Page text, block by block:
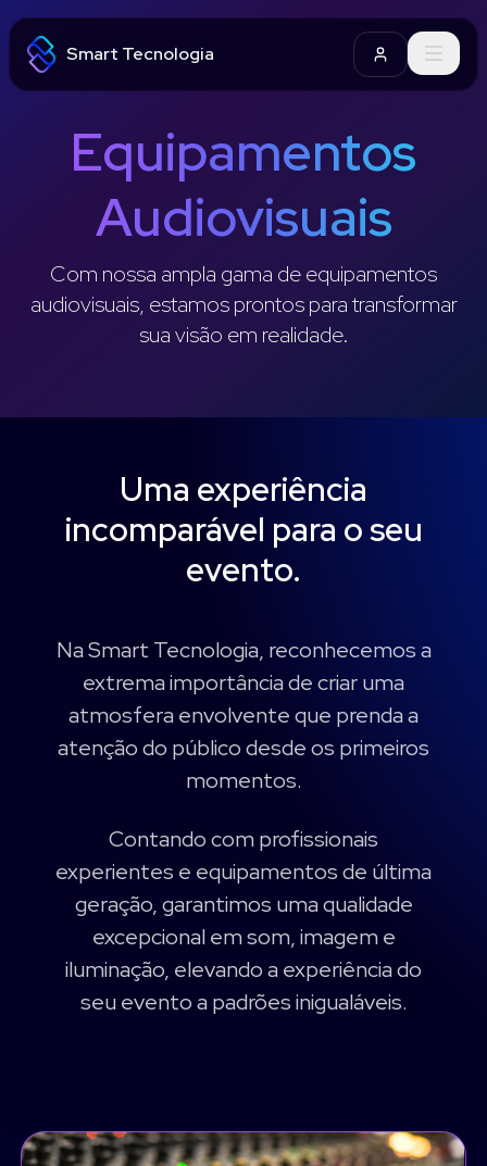
Smart Tecnologia Login
Equipamentos
Audiovisuais
Com nossa ampla gama de equipamentos
audiovisuais, estamos prontos para transformar
sua visão em realidade.
Uma experiência
incomparável para o seu
evento.
Na Smart Tecnologia, reconhecemos a
extrema importância de criar uma
atmosfera envolvente que prenda a
atenção do público desde os primeiros
momentos.
Contando com profissionais
experientes e equipamentos de última
geração, garantimos uma qualidade
excepcional em som, imagem e
iluminação, elevando a experiência do
seu evento a padrões inigualáveis.